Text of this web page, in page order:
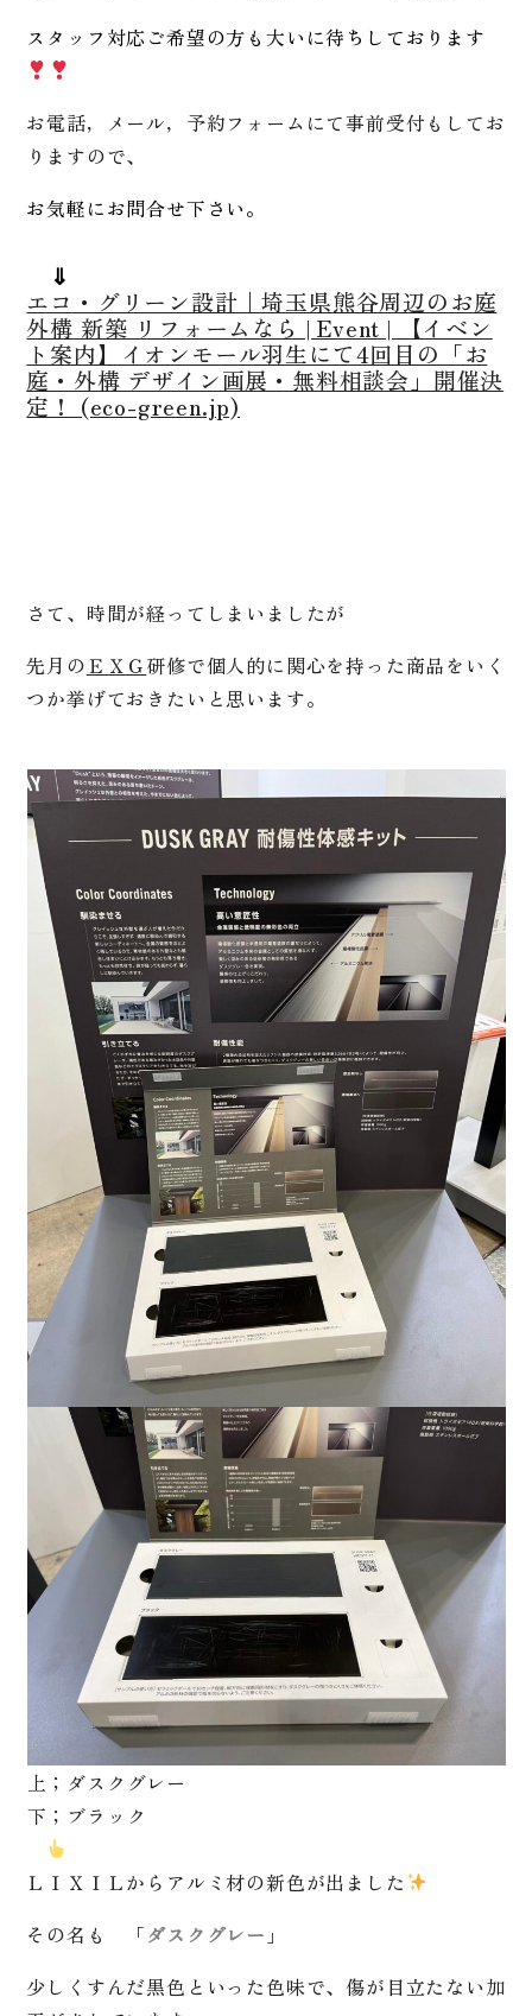
スタッフ対応ご希望の方も大いに待ちしております
お電話，メール，予約フォームにて事前受付もしてお
りますので、
お気軽にお問合せ下さい。
⇓
エコ・グリーン設計｜埼玉県熊谷周辺のお庭
外構 新築 リフォームなら | Event | 【イベン
ト案内】イオンモール羽生にて4回目の「お
庭・外構 デザイン画展・無料相談会」開催決
定！ (eco-green.jp)
さて、時間が経ってしまいましたが
先月のＥＸＧ研修で個人的に関心を持った商品をいく
つか挙げておきたいと思います。
上；ダスクグレー
下；ブラック
ＬＩＸＩＬからアルミ材の新色が出ました
その名も 「ダスクグレー 」
少しくすんだ黒色といった色味で、傷が目立たない加